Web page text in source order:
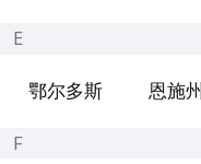
E
鄂尔多斯 恩施州
F